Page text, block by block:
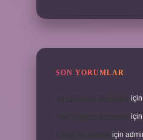
SON YORUMLAR
için
için
Erbah ne demek için